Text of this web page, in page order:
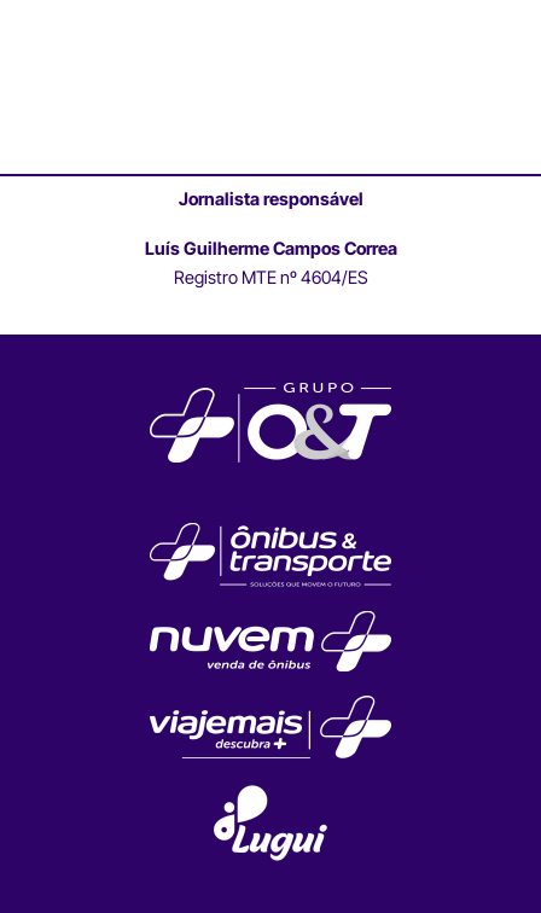
Jornalista responsável
Luís Guilherme Campos Correa
Registro MTE nº 4604/ES